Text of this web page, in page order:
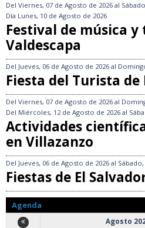
Del Viernes, 07 de Agosto de 2026 al
Día Lunes, 10 de Agosto de 2026
Festival de música
Valdescapa
Del Jueves, 06 de Agosto de 2026 al
Fiesta del Turista de
Del Viernes, 07 de Agosto de 2026 al
Del Miércoles, 12 de Agosto de 2026 al
Actividades
en Villazanzo
Del Jueves, 06 de Agosto de 2026 al
Fiestas de El
Agenda
Agosto